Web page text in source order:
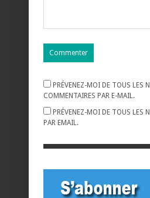
PRÉVENEZ-MOI DE TOUS LES
COMMENTAIRES PAR E-MAIL.
PRÉVENEZ-MOI DE TOUS LES
PAR EMAIL.